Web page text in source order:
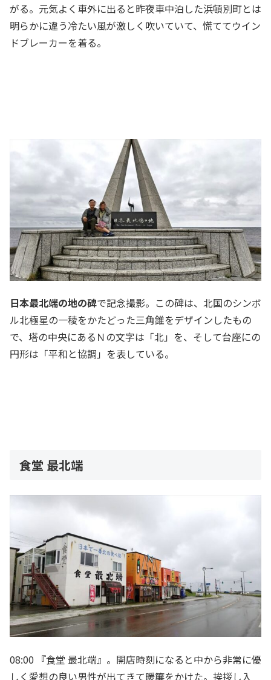
がる。元気よく車外に出ると昨夜車中泊した浜頓別町とは
明らかに違う冷たい風が激しく吹いていて、慌ててウイン
ドブレーカーを着る。
日本最北端の地の碑で記念撮影。この碑は、北国のシンボ
ル北極星の一稜をかたどった三角錐をデザインしたもの
で、塔の中央にあるＮの文字は「北」を、そして台座にの
円形は「平和と協調」を表している。
食堂 最北端
08:00 『食堂 最北端』。開店時刻になると中から非常に優
しく愛想の良い男性が出てきて暖簾をかけた。挨拶し入